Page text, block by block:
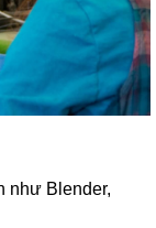
như Blender,